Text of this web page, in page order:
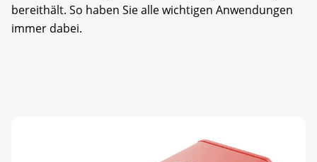
bereithält. So haben Sie alle wichtigen Anwendungen
immer dabei.